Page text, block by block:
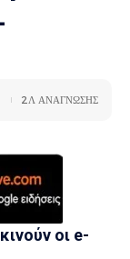
2Λ ΑΝΑΓΝΩΣΗΣ
οι e-